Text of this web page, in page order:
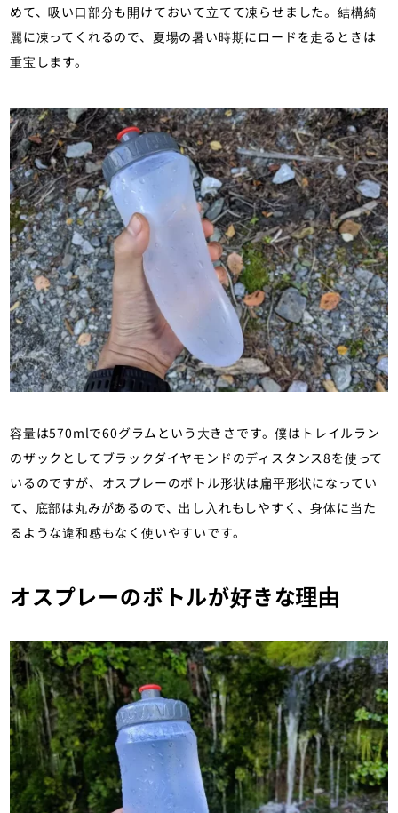
めて、吸い口部分も開けておいて立てて凍らせました。結構綺
麗に凍ってくれるので、夏場の暑い時期にロードを走るときは
重宝します。
容量は570mlで60グラムという大きさです。僕はトレイルラン
のザックとしてブラックダイヤモンドのディスタンス8を使って
いるのですが、オスプレーのボトル形状は扁平形状になってい
て、底部は丸みがあるので、出し入れもしやすく、身体に当た
るような違和感もなく使いやすいです。
オスプレーのボトルが好きな理由